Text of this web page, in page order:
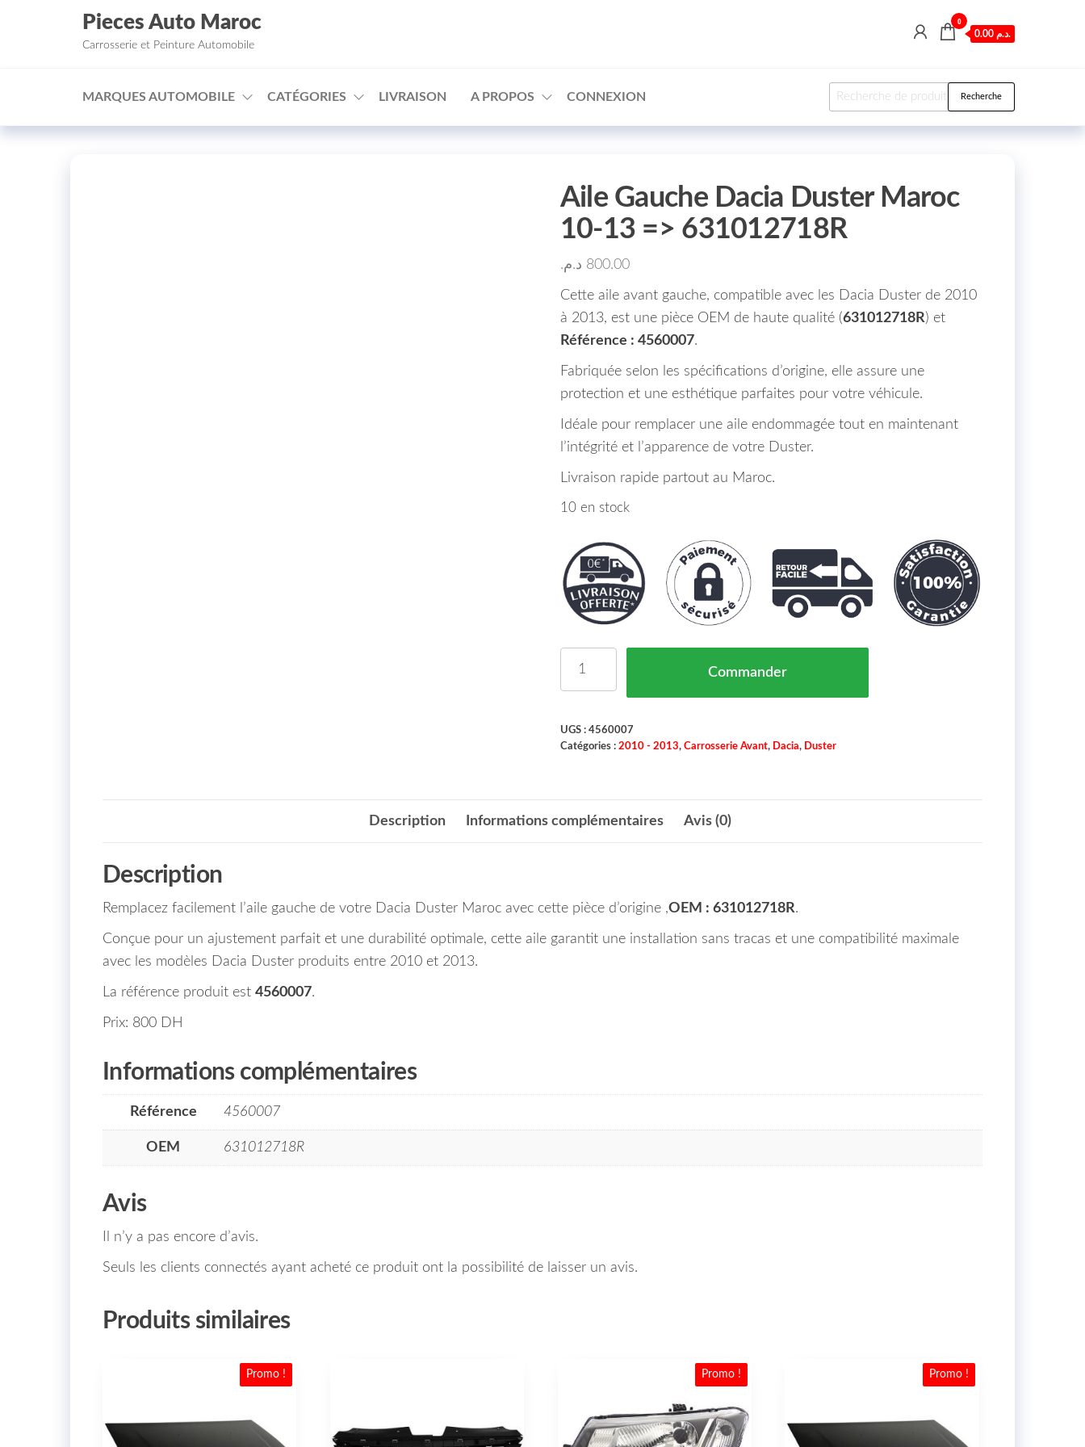
□
Aller au contenu
Pieces Auto Maroc
Carrosserie et Peinture Automobile
0
0.00 د.م.
MARQUES AUTOMOBILE CATÉGORIES LIVRAISON A PROPOS CONNEXION Recherche pour : Recherche
Aile Gauche Dacia Duster Maroc
10-13 => 631012718R
800.00 د.م.
Cette aile avant gauche, compatible avec les Dacia Duster de 2010
à 2013, est une pièce OEM de haute qualité (631012718R) et
Référence : 4560007.
Fabriquée selon les spécifications d’origine, elle assure une
protection et une esthétique parfaites pour votre véhicule.
Idéale pour remplacer une aile endommagée tout en maintenant
l’intégrité et l’apparence de votre Duster.
Livraison rapide partout au Maroc.
10 en stock
Commander
UGS : 4560007
Catégories : 2010 - 2013, Carrosserie Avant, Dacia, Duster
Description Informations complémentaires Avis (0)
Description
Remplacez facilement l’aile gauche de votre Dacia Duster Maroc avec cette pièce d’origine ,OEM : 631012718R.
Conçue pour un ajustement parfait et une durabilité optimale, cette aile garantit une installation sans tracas et une compatibilité maximale
avec les modèles Dacia Duster produits entre 2010 et 2013.
La référence produit est 4560007.
Prix: 800 DH
Informations complémentaires
Référence 4560007
OEM 631012718R
Avis
Il n’y a pas encore d’avis.
Seuls les clients connectés ayant acheté ce produit ont la possibilité de laisser un avis.
Produits similaires
Promo ! Promo ! Promo !